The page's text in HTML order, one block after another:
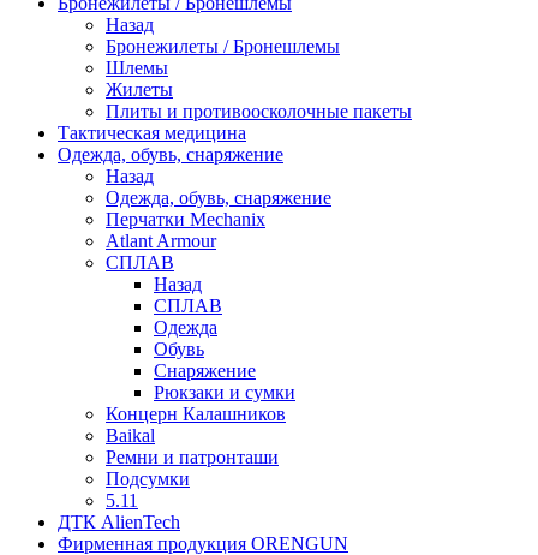
Назад
Бронежилеты / Бронешлемы
Шлемы
Жилеты
Плиты и противоосколочные пакеты
Тактическая медицина
Одежда, обувь, снаряжение
Назад
Одежда, обувь, снаряжение
Перчатки Mechanix
Atlant Armour
СПЛАВ
Назад
СПЛАВ
Одежда
Обувь
Снаряжение
Рюкзаки и сумки
Концерн Калашников
Baikal
Ремни и патронташи
Подсумки
5.11
ДТК AlienTech
Фирменная продукция ORENGUN